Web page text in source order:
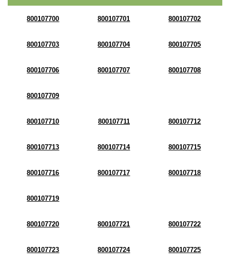
800107700 800107701 800107702
800107703 800107704 800107705
800107706 800107707 800107708
800107709
800107710 800107711 800107712
800107713 800107714 800107715
800107716 800107717 800107718
800107719
800107720 800107721 800107722
800107723 800107724 800107725